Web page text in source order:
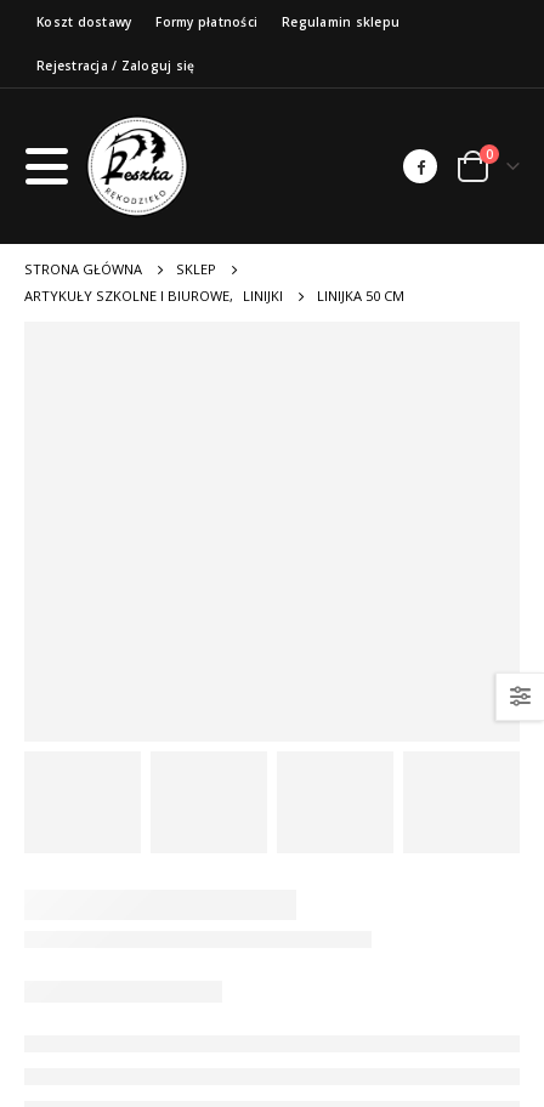
Koszt dostawy Formy płatności Regulamin sklepu
Rejestracja / Zaloguj się
0
STRONA GŁÓWNA
SKLEP
ARTYKUŁY SZKOLNE I BIUROWE, LINIJKI LINIJKA 50 CM